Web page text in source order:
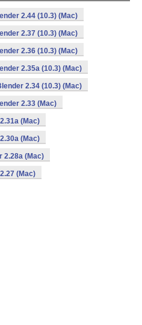
2.44 (10.3) (Mac)
2.37 (10.3) (Mac)
2.36 (10.3) (Mac)
2.35a (10.3) (Mac)
2.34 (10.3) (Mac)
2.33 (Mac)
(Mac)
(Mac)
2.28a (Mac)
(Mac)